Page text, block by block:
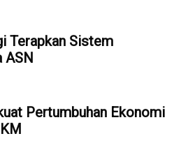
Terapkan Sistem
ASN
Pertumbuhan Ekonomi